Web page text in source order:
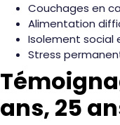
Couchages en
Alimentation
Isolement social
Stress
ans, 25